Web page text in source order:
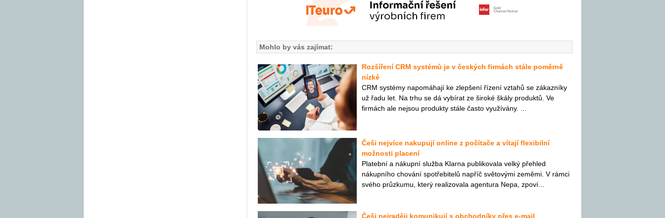
Mohlo by vás zajímat:
Rozšíření CRM systémů je v českých firmách stále poměrně
nízké
CRM systémy napomáhají ke zlepšení řízení vztahů se zákazníky
už řadu let. Na trhu se dá vybírat ze široké škály produktů. Ve
firmách ale nejsou produkty stále často využívány. ...
Češi nejvíce nakupují online z počítače a vítají flexibilní
možnosti placení
Platební a nákupní služba Klarna publikovala velký přehled
nákupního chování spotřebitelů napříč světovými zeměmi. V rámci
svého průzkumu, který realizovala agentura Nepa, zpoví...
Češi nejraději komunikují s obchodníky přes e-mail